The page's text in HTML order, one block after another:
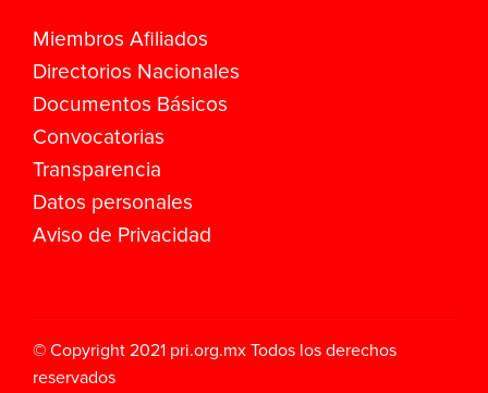
Miembros Afiliados
Directorios Nacionales
Documentos Básicos
Convocatorias
Transparencia
Datos personales
Aviso de Privacidad
© Copyright 2021 pri.org.mx Todos los derechos
reservados